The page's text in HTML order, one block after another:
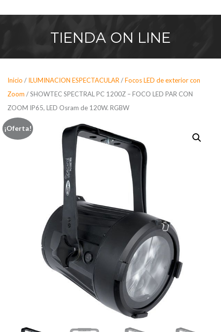
TIENDA ON LINE
Inicio / ILUMINACION ESPECTACULAR /Focos LED de exterior con
Zoom / SHOWTEC SPECTRAL PC 1200Z – FOCO LED PAR CON
ZOOM IP65, LED Osram de 120W. RGBW
¡Oferta!